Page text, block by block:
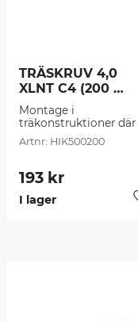
TRÄSKRUV 4,0
XLNT C4 (200
st/frp)
Montage i
träkonstruktioner där
höga krav ställs, som
t.ex. vid skruvning av
till altaner, ute däck
mm.
HIK500200
193kr
I lager